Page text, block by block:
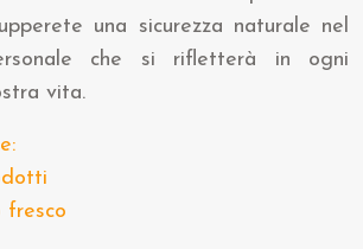
una sicurezza naturale nel
che si rifletterà in ogni
vita.
fresco